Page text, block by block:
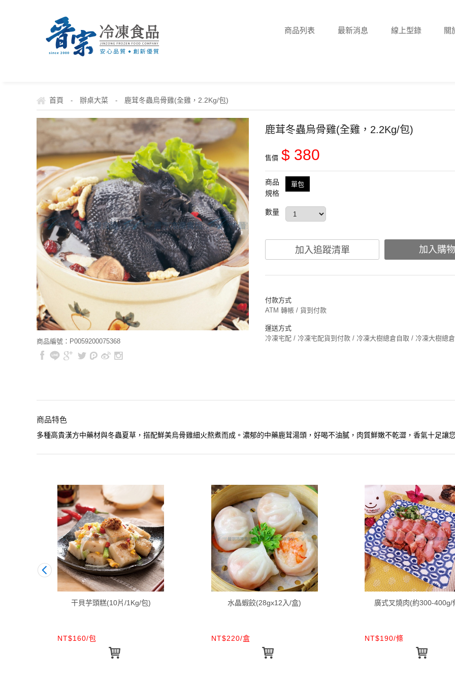
商品列表 最新消息 線上型錄 關
首頁 - 辦桌大菜 - 鹿茸冬蟲烏骨雞(全雞，2.2Kg/包)
商品編號：P0059200075368
鹿茸冬蟲烏骨雞(全雞，2.2Kg/包)
售價 $ 380
商品
規格
單包
數量
加入追蹤清單 加入購
付款方式
ATM 轉帳 / 貨到付款
運送方式
冷凍宅配 / 冷凍宅配貨到付款 / 冷凍大樹總倉自取 / 冷凍大樹總
商品特色
多種高貴漢方中藥材與冬蟲夏草，搭配鮮美烏骨雞細火熬煮而成。濃郁的中藥鹿茸湯頭，好喝不油膩，肉質鮮嫩不乾澀，香氣十足讓
干貝芋頭糕(10片/1Kg/包)
NT$160/包
水晶蝦餃(28gx12入/盒)
NT$220/盒
廣式叉燒肉(約300-400g/
NT$190/條